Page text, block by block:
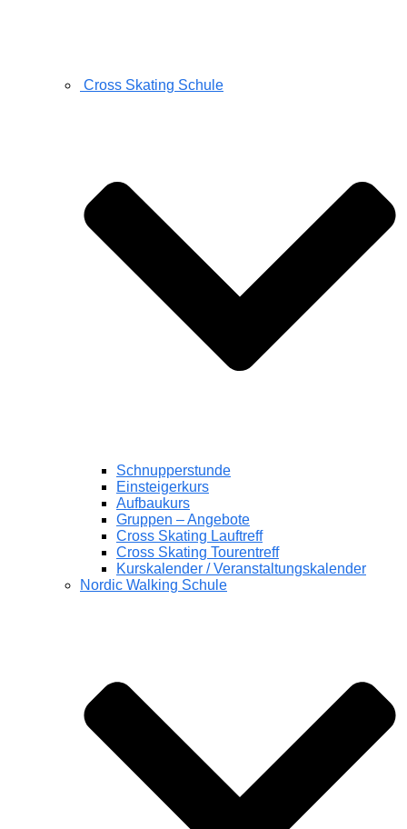
Cross Skating Schule
Schnupperstunde
Einsteigerkurs
Aufbaukurs
Gruppen – Angebote
Cross Skating Lauftreff
Cross Skating Tourentreff
Kurskalender / Veranstaltungskalender
Nordic Walking Schule